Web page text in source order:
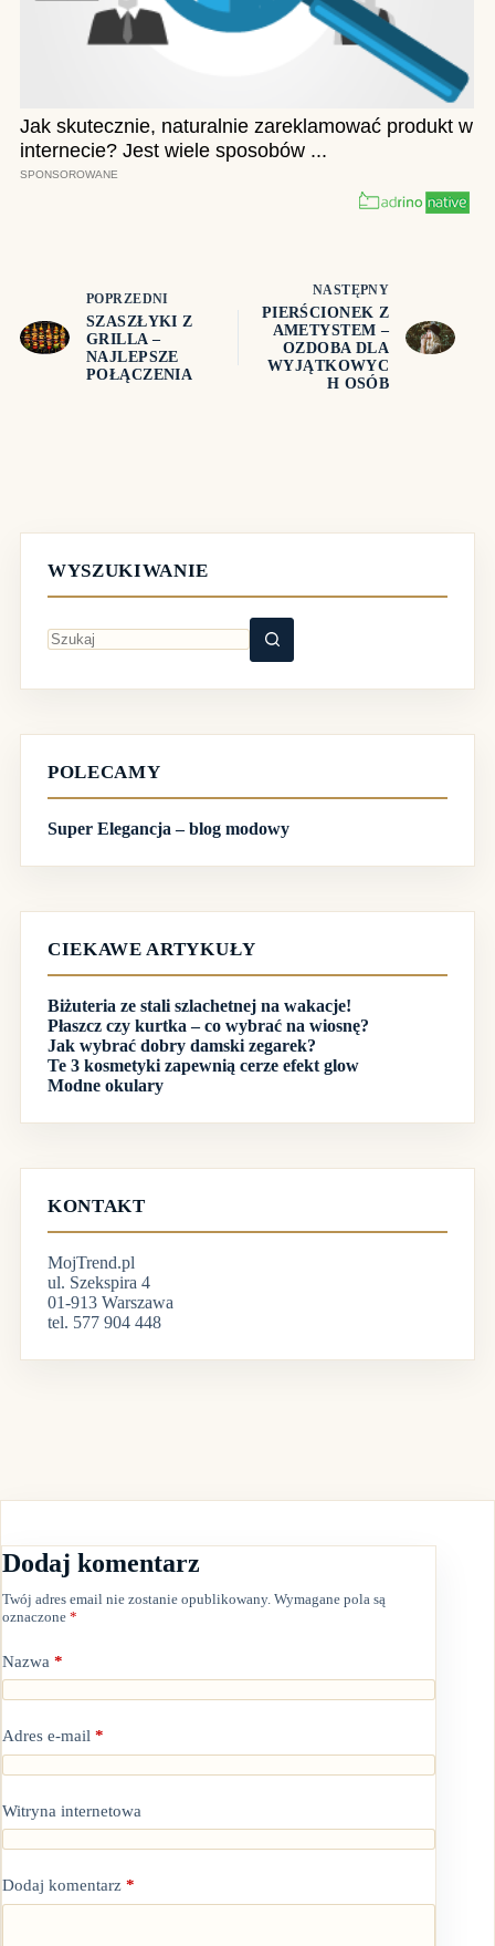
POPRZEDNI
SZASZŁYKI Z
GRILLA –
NAJLEPSZE
POŁĄCZENIA
NASTĘPNY
PIERŚCIONEK Z
AMETYSTEM –
OZDOBA DLA
WYJĄTKOWYC
H OSÓB
WYSZUKIWANIE
wyników
POLECAMY
Super Elegancja – blog modowy
CIEKAWE ARTYKUŁY
Biżuteria ze stali szlachetnej na wakacje!
Płaszcz czy kurtka – co wybrać na wiosnę?
Jak wybrać dobry damski zegarek?
Te 3 kosmetyki zapewnią cerze efekt glow
Modne okulary
KONTAKT
MojTrend.pl
ul. Szekspira 4
01-913 Warszawa
tel. 577 904 448
Dodaj komentarz
Twój adres email nie zostanie opublikowany. Wymagane pola są
oznaczone *
Nazwa *
Adres e-mail *
Witryna internetowa
Dodaj komentarz *